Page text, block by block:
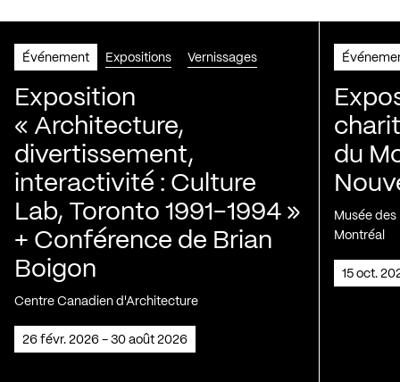
Événement Expositions Vernissages
Exposition
« Architecture,
divertissement,
interactivité : Culture
Lab, Toronto 1991-1994 »
+ Conférence de Brian
Boigon
Centre Canadien d'Architecture
26 févr. 2026 - 30 août 2026
du
Musée
Montréal
15 oct.